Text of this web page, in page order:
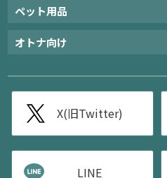
ペット用品
オトナ向け
X(旧Twitter)
LINE